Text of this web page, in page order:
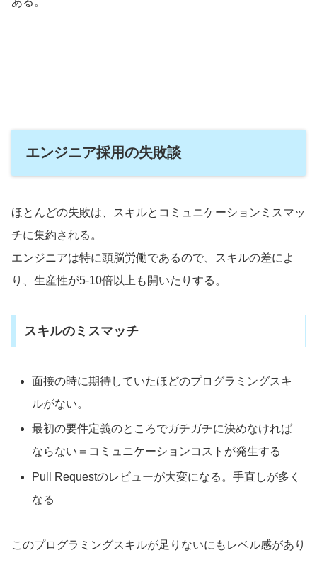
エンジニア採用の失敗談
ほとんどの失敗は、スキルとコミュニケーションミスマッ
チに集約される。
エンジニアは特に頭脳労働であるので、スキルの差によ
り、生産性が5-10倍以上も開いたりする。
スキルのミスマッチ
面接の時に期待していたほどのプログラミングスキ
ルがない。
最初の要件定義のところでガチガチに決めなければ
ならない＝コミュニケーションコストが発生する
Pull Requestのレビューが大変になる。手直しが多く
なる
このプログラミングスキルが足りないにもレベル感があり